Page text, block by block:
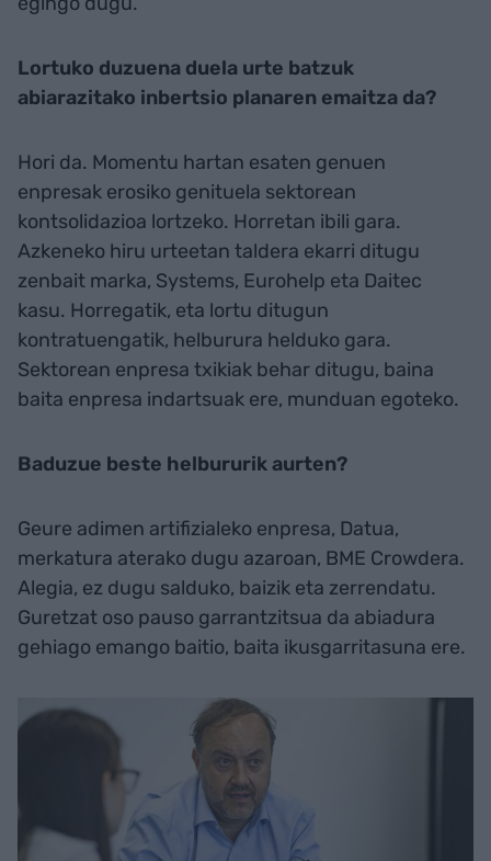
Lortuko duzuena duela urte batzuk
abiarazitako inbertsio planaren emaitza da?
Hori da. Momentu hartan esaten genuen
enpresak erosiko genituela sektorean
kontsolidazioa lortzeko. Horretan ibili gara.
Azkeneko hiru urteetan taldera ekarri ditugu
zenbait marka, Systems, Eurohelp eta Daitec
kasu. Horregatik, eta lortu ditugun
kontratuengatik, helburura helduko gara.
Sektorean enpresa txikiak behar ditugu, baina
baita enpresa indartsuak ere, munduan egoteko.
Baduzue beste helbururik aurten?
Geure adimen artifizialeko enpresa, Datua,
merkatura aterako dugu azaroan, BME Crowdera.
Alegia, ez dugu salduko, baizik eta zerrendatu.
Guretzat oso pauso garrantzitsua da abiadura
gehiago emango baitio, baita ikusgarritasuna ere.